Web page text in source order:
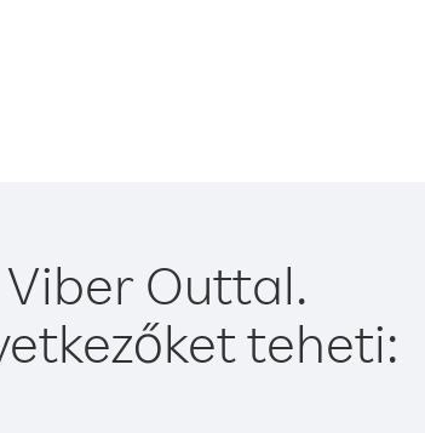
Outtal.
teheti: